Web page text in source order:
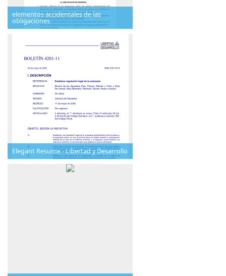
elementos accidentales de las
obligaciones
Elegant Resume - Libertad y Desarrollo